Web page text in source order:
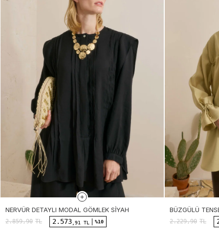
NERVÜR DETAYLI MODAL GÖMLEK SIYAH
2.859,90 TL 2.573 ,91 TL %10
BÜZGÜLÜ
2.229,90 TL